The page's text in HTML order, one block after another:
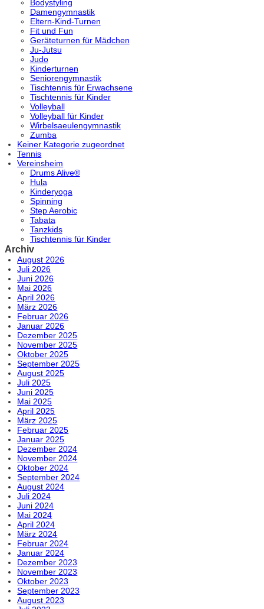
Bodystyling
Damengymnastik
Eltern-Kind-Turnen
Fit und Fun
Geräteturnen für Mädchen
Ju-Jutsu
Judo
Kinderturnen
Seniorengymnastik
Tischtennis für Erwachsene
Tischtennis für Kinder
Volleyball
Volleyball für Kinder
Wirbelsaeulengymnastik
Zumba
Keiner Kategorie zugeordnet
Tennis
Vereinsheim
Drums Alive®
Hula
Kinderyoga
Spinning
Step Aerobic
Tabata
Tanzkids
Tischtennis für Kinder
Archiv
August 2026
Juli 2026
Juni 2026
Mai 2026
April 2026
März 2026
Februar 2026
Januar 2026
Dezember 2025
November 2025
Oktober 2025
September 2025
August 2025
Juli 2025
Juni 2025
Mai 2025
April 2025
März 2025
Februar 2025
Januar 2025
Dezember 2024
November 2024
Oktober 2024
September 2024
August 2024
Juli 2024
Juni 2024
Mai 2024
April 2024
März 2024
Februar 2024
Januar 2024
Dezember 2023
November 2023
Oktober 2023
September 2023
August 2023